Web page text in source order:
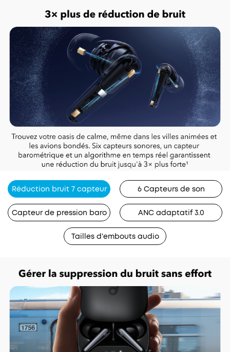
Réduction bruit 7 capteur 6 Capteurs de son
Capteur de pression baro ANC adaptatif 3.0
Tailles d'embouts audio